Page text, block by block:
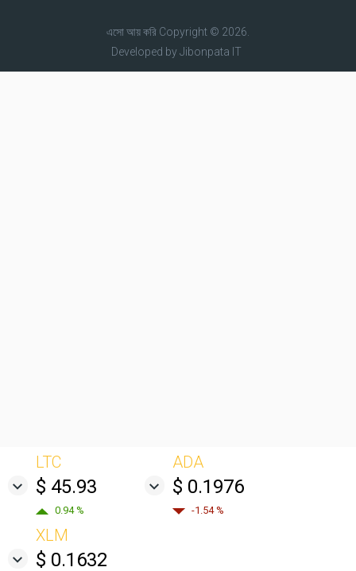
এসো আয় করিCopyright © 2026.
Developed byJibonpata IT
LTC
$ 45.93
0.94 %
ADA
$ 0.1976
-1.54 %
XLM
$ 0.1632